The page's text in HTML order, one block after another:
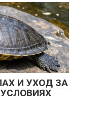
И УХОД ЗА